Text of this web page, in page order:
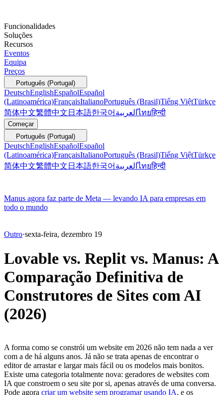
Funcionalidades
Soluções
Recursos
Eventos
Equipa
Preços
Português (Portugal)
DeutschEnglishEspañolEspañol
(Latinoamérica)FrançaisItalianoPortuguês (Brasil)Tiếng ViệtTürkçe
简体中文繁體中文 日本語한국어 العربيةไทยहिन्दी
Começar
Português (Portugal)
DeutschEnglishEspañolEspañol
(Latinoamérica)FrançaisItalianoPortuguês (Brasil)Tiếng ViệtTürkçe
简体中文繁體中文 日本語한국어 العربيةไทยहिन्दी
Manus agora faz parte de Meta — levando IA para empresas em
todo o mundo
Outro·sexta-feira, dezembro 19
Lovable vs. Replit vs. Manus: A
Comparação Definitiva de
Construtores de Sites com AI
(2026)
A forma como se constrói um website em 2026 não tem nada a ver
com a de há alguns anos. Já não se trata apenas de encontrar o
editor de arrastar e largar mais fácil ou os modelos mais bonitos.
Existe uma categoria totalmente nova: geradores de websites com
IA que constroem o seu site por si, apenas através de uma conversa.
Pode agora criar um website sem programar usando IA, e os